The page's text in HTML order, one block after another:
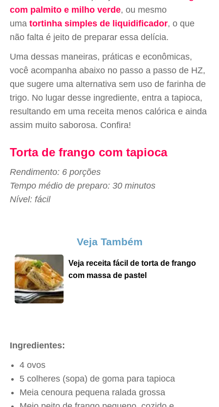
com palmito e milho verde, ou mesmo
uma tortinha simples de liquidificador, o que
não falta é jeito de preparar essa delícia.
Uma dessas maneiras, práticas e econômicas,
você acompanha abaixo no passo a passo de HZ,
que sugere uma alternativa sem uso de farinha de
trigo. No lugar desse ingrediente, entra a tapioca,
resultando em uma receita menos calórica e ainda
assim muito saborosa. Confira!
Torta de frango com tapioca
Rendimento: 6 porções
Tempo médio de preparo: 30 minutos
Nível: fácil
Veja Também
Veja receita fácil de torta de frango
com massa de pastel
Ingredientes:
4 ovos
5 colheres (sopa) de goma para tapioca
Meia cenoura pequena ralada grossa